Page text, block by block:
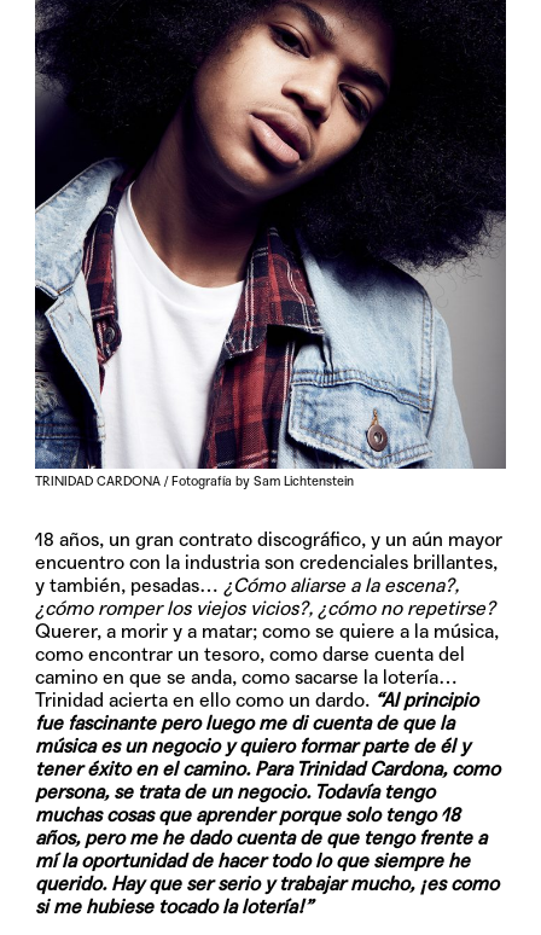
TRINIDAD CARDONA / Fotografía by Sam Lichtenstein
18 años, un gran contrato discográfico, y un aún mayor
encuentro con la industria son credenciales brillantes,
y también, pesadas… ¿Cómo aliarse a la escena?,
¿cómo romper los viejos vicios?, ¿cómo no repetirse?
Querer, a morir y a matar; como se quiere a la música,
como encontrar un tesoro, como darse cuenta del
camino en que se anda, como sacarse la lotería…
Trinidad acierta en ello como un dardo. “Al principio
fue fascinante pero luego me di cuenta de que la
música es un negocio y quiero formar parte de él y
tener éxito en el camino. Para Trinidad Cardona, como
persona, se trata de un negocio. Todavía tengo
muchas cosas que aprender porque solo tengo 18
años, pero me he dado cuenta de que tengo frente a
mí la oportunidad de hacer todo lo que siempre he
querido. Hay que ser serio y trabajar mucho, ¡es como
si me hubiese tocado la lotería!”